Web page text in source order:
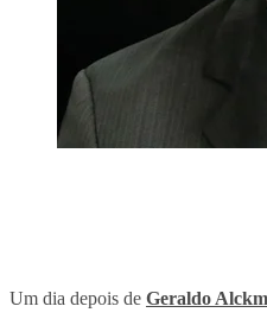
Um dia depois de Geraldo